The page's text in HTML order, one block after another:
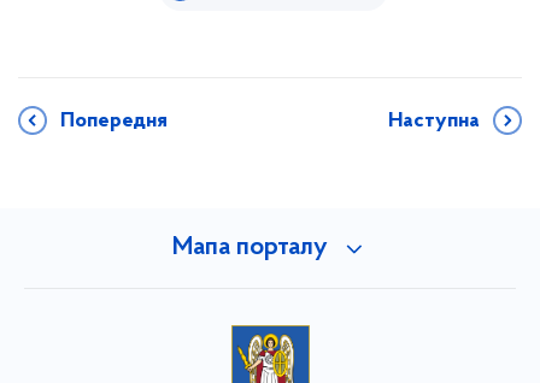
Попередня Наступна
Мапа порталу